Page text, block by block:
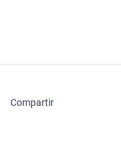
Compartir